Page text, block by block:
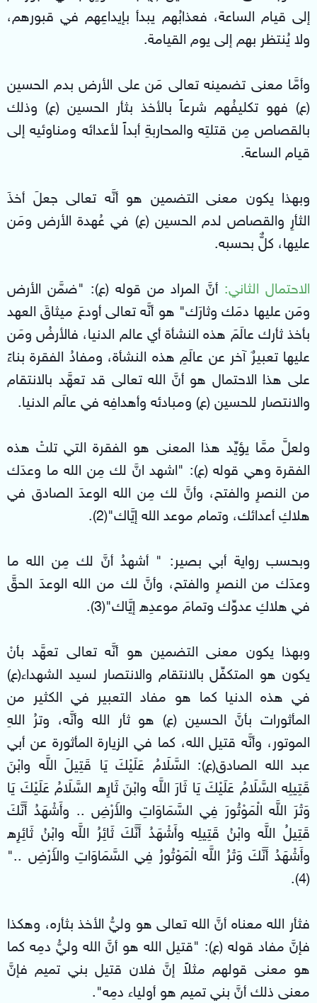
إلى قيام الساعة، فعذابُهم يبدأ بإيداعِهم في قبورهم،
ولا يُنتظر بهم إلى يوم القيامة.
وأمَّا معنى تضمينه تعالى مَن على الأرض بدم الحسين
(ع) فهو تكليفُهم شرعاً بالأخذ بثأر الحسين (ع) وذلك
بالقصاص مِن قتلتِه والمحاربةِ أبداً لأعدائه ومناوئيه إلى
قيام الساعة.
وبهذا يكون معنى التضمين هو أنَّه تعالى جعلَ أخذَ
الثأرِ والقصاص لدم الحسين (ع) في عُهدة الأرض ومَن
عليها، كلٌّ بحسبه.
الاحتمال الثاني: أنَّ المراد من قوله (ع): "ضمَّن الأرض
ومَن عليها دمَك وثارَك" هو أنَّه تعالى أودعَ ميثاقَ العهد
بأخذ ثأرك عالَمَ هذه النشأة أي عالم الدنيا، فالأرضُ ومَن
عليها تعبيرٌ آخر عن عالَمِ هذه النشأة، ومفادُ الفقرة بناءً
على هذا الاحتمال هو أنَّ الله تعالى قد تعهَّد بالانتقام
والانتصار للحسين (ع) ومبادئه وأهدافِه في عالَم الدنيا.
ولعلَّ ممَّا يؤيِّد هذا المعنى هو الفقرة التي تلتْ هذه
الفقرة وهي قوله (ع): "اشهد انَّ لك مِن الله ما وعدَك
من النصرِ والفتح، وأنَّ لك مِن الله الوعدَ الصادق في
هلاكِ أعدائك، وتمام موعد الله إيَّاك"(2).
وبحسب رواية أبي بصير: " أشهدُ أنَّ لك مِن الله ما
وعدَك من النصرِ والفتح، وأنَّ لك من الله الوعدَ الحقَّ
في هلاكِ عدوِّك وتمامَ موعدِه إيَّاك"(3).
وبهذا يكون معنى التضمين هو أنَّه تعالى تعهَّد بأنْ
يكون هو المتكفِّل بالانتقام والانتصار لسيد الشهداء(ع)
في هذه الدنيا كما هو مفاد التعبير في الكثير من
المأثورات بأنَّ الحسين (ع) هو ثأر الله وأنَّه، وترُ اللهِ
الموتور، وأنَّه قتيل الله، كما في الزيارة المأثورة عن أبي
عبد الله الصادق(ع): السَّلَامُ عَلَيْكَ يَا قَتِيلَ اللَّه وابْنَ
قَتِيلِه السَّلَامُ عَلَيْكَ يَا ثَارَ اللَّه وابْنَ ثَارِه السَّلَامُ عَلَيْكَ يَا
وَتْرَ اللَّه الْمَوْتُورَ فِي السَّمَاوَاتِ والأَرْضِ .. وأَشْهَدُ أَنَّكَ
قَتِيلُ اللَّه وابْنُ قَتِيلِه وأَشْهَدُ أَنَّكَ ثَائِرُ اللَّه وابْنُ ثَائِرِه
وأَشْهَدُ أَنَّكَ وَتْرُ اللَّه الْمَوْتُورُ فِي السَّمَاوَاتِ والأَرْضِ .."
(4).
فثأر الله معناه أنَّ الله تعالى هو وليُّ الأخذ بثأره، وهكذا
فإنَّ مفاد قوله (ع): "قتيل الله هو أنَّ الله وليُّ دمِه كما
هو معنى قولهم مثلاً إنَّ فلان قتيل بني تميم فإنَّ
معنى ذلك أنَّ بني تميم هو أولياء دمِه".